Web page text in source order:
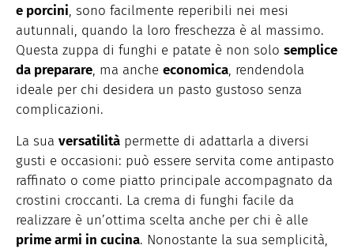
e porcini, sono facilmente reperibili nei mesi
autunnali, quando la loro freschezza è al massimo.
Questa zuppa di funghi e patate è non solo semplice
da preparare, ma anche economica, rendendola
ideale per chi desidera un pasto gustoso senza
complicazioni.
La sua versatilità permette di adattarla a diversi
gusti e occasioni: può essere servita come antipasto
raffinato o come piatto principale accompagnato da
crostini croccanti. La crema di funghi facile da
realizzare è un’ottima scelta anche per chi è alle
prime armi in cucina. Nonostante la sua semplicità,